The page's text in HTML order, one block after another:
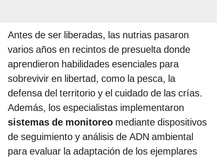
Antes de ser liberadas, las nutrias pasaron
varios años en recintos de presuelta donde
aprendieron habilidades esenciales para
sobrevivir en libertad, como la pesca, la
defensa del territorio y el cuidado de las crías.
Además, los especialistas implementaron
sistemas de monitoreo mediante dispositivos
de seguimiento y análisis de ADN ambiental
para evaluar la adaptación de los ejemplares